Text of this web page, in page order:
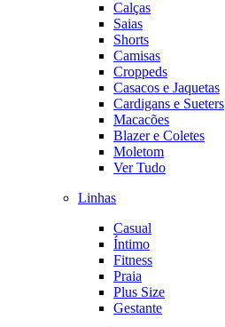
Calças
Saias
Shorts
Camisas
Croppeds
Casacos e Jaquetas
Cardigans e Sueters
Macacões
Blazer e Coletes
Moletom
Ver Tudo
Linhas
Casual
Íntimo
Fitness
Praia
Plus Size
Gestante